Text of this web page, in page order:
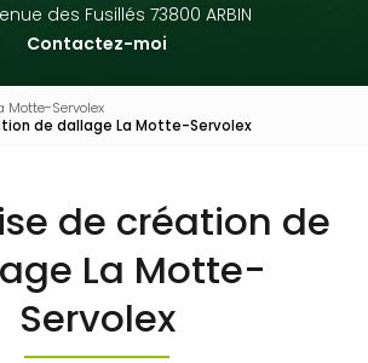
des Fusillés 73800 ARBIN
Contactez-moi
Motte-Servolex
de dallage La Motte-Servolex
de création de
La Motte-
Servolex